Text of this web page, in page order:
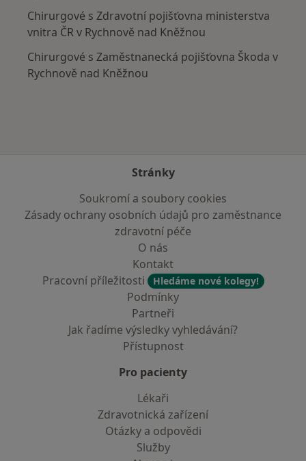
Chirurgové s Zdravotní pojišťovna ministerstva
vnitra ČR v Rychnově nad Kněžnou
Chirurgové s Zaměstnanecká pojišťovna Škoda v
Rychnově nad Kněžnou
Stránky
Soukromí a soubory cookies
Zásady ochrany osobních údajů pro zaměstnance
zdravotní péče
O nás
Kontakt
Pracovní příležitosti
Hledáme nové kolegy!
Podmínky
Partneři
Jak řadíme výsledky vyhledávání?
Přístupnost
Pro pacienty
Lékaři
Zdravotnická zařízení
Otázky a odpovědi
Služby